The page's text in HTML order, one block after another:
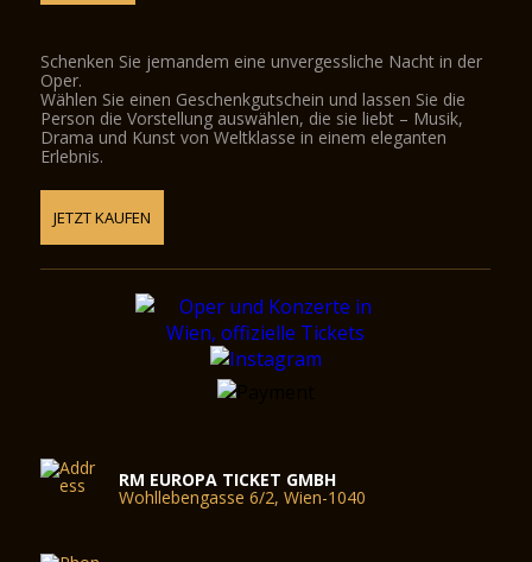
Schenken Sie jemandem eine unvergessliche Nacht in der
Oper.
Wählen Sie einen Geschenkgutschein und lassen Sie die
Person die Vorstellung auswählen, die sie liebt – Musik,
Drama und Kunst von Weltklasse in einem eleganten
Erlebnis.
JETZT KAUFEN
RM EUROPA TICKET GMBH
Wohllebengasse 6/2, Wien-1040